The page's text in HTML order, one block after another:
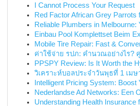
I Cannot Process Your Request
Red Factor African Grey Parrots
Reliable Plumbers in Melbourne:
Einbau Pool Komplettset Beim
Mobile Tire Repair: Fast &
ค่าใช้จ่าย รปภ: คำนวณอย่างไร?
PPSPY Review: Is It Worth the
วิเคราะห์บอลประจำวันพุธที่ 1 เมษ
Intelligent Pricing System: Boost
Nederlandse Ad Networks: Een
Understanding Health Insurance